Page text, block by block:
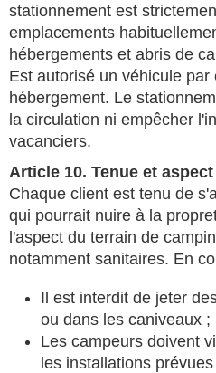
stationnement est
emplacements
hébergements et abris de
Est autorisé un véhicule par
hébergement. Le
la circulation ni empêcher
vacanciers.
Article 10. Tenue et
Chaque client est tenu de
qui pourrait nuire à la
l'aspect du terrain de
notamment sanitaires. En
Il est interdit de jeter
ou dans les caniveaux ;
Les campeurs doivent
les installations